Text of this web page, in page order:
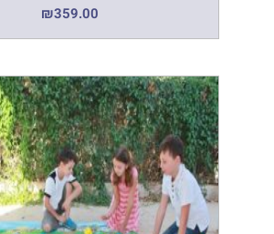
₪359.00